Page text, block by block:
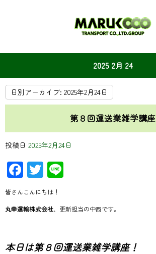
2025 2月 24
日別アーカイブ: 2025年2月24日
第８回運送業雑学講座
投稿日 2025年2月24日
Facebook
Twitter
皆さんこんにちは！
丸幸運輸株式会社、更新担当の中西です。
本日は第８回運送業雑学講座！